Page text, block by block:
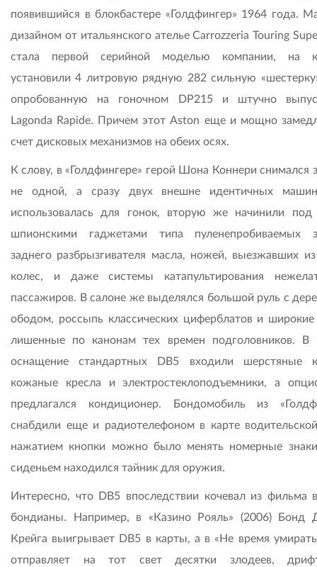
появившийся в блокбастере «Голдфингер» 1964 года.
дизайном от итальянского ателье Carrozzeria Touring
стала первой серийной моделью компании, на
установили 4 литровую рядную 282 сильную
опробованную на гоночном DP215 и штучно
Lagonda Rapide. Причем этот Aston еще и мощно
счет дисковых механизмов на обеих осях.
К слову, в «Голдфингере» герой Шона Коннери снимался
не одной, а сразу двух внешне идентичных
использовалась для гонок, вторую же начинили под
шпионскими гаджетами типа пуленепробиваемых
заднего разбрызгивателя масла, ножей, выезжавших
колес, и даже системы катапультирования
пассажиров. В салоне же выделялся большой руль с
ободом, россыпь классических циферблатов и широкие
лишенные по канонам тех времен подголовников. В
оснащение стандартных DB5 входили шерстяные
кожаные кресла и электростеклоподъемники, а
предлагался кондиционер. Бондомобиль из
снабдили еще и радиотелефоном в карте
нажатием кнопки можно было менять номерные
сиденьем находился тайник для оружия.
Интересно, что DB5 впоследствии кочевал из фильма
бондианы. Например, в «Казино Рояль» (2006) Бонд
Крейга выигрывает DB5 в карты, а в «Не время
отправляет на тот свет десятки злодеев,